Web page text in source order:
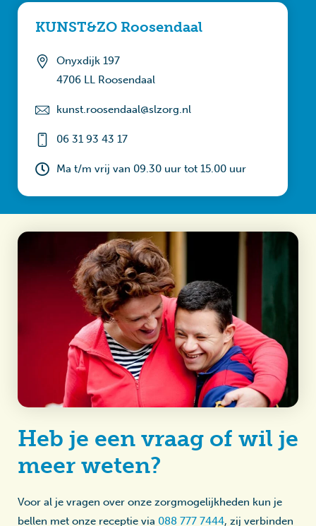
KUNST&ZO Roosendaal
Onyxdijk 197
4706 LL Roosendaal
kunst.roosendaal­@slzorg.nl
06 31 93 43 17
Ma t/m vrij van 09.30 uur tot 15.00 uur
Heb je een vraag of wil je
meer weten?
Voor al je vragen over onze zorgmogelijkheden kun je
bellen met onze receptie via 088 777 7444, zij verbinden